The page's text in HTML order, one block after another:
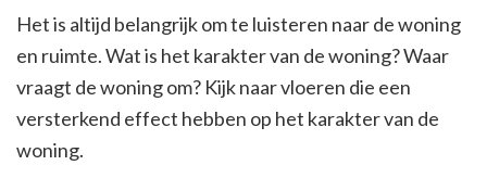
Het is altijd belangrijk om te luisteren naar de woning
en ruimte. Wat is het karakter van de woning? Waar
vraagt de woning om? Kijk naar vloeren die een
versterkend effect hebben op het karakter van de
woning.